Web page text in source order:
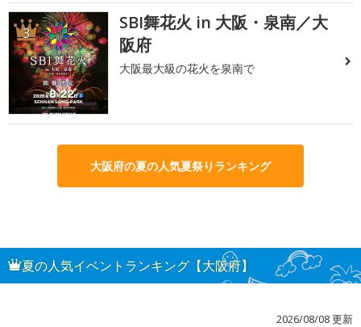
3
SBI舞花火 in 大阪・泉南／大
阪府
大阪最大級の花火を泉南で
大阪府の夏の人気夏祭りランキング
夏の人気イベントランキング【大阪府】
2026/08/08 更新